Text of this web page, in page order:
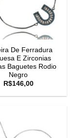
De Ferradura
E Zirconias
Baguetes Rodio
Negro
R$146,00